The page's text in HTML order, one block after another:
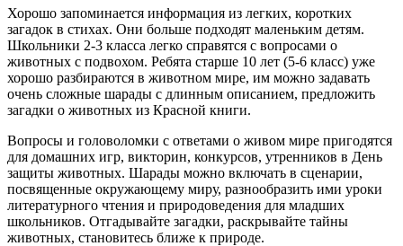
Хорошо запоминается информация из легких, коротких
загадок в стихах. Они больше подходят маленьким детям.
Школьники 2-3 класса легко справятся с вопросами о
животных с подвохом. Ребята старше 10 лет (5-6 класс) уже
хорошо разбираются в животном мире, им можно задавать
очень сложные шарады с длинным описанием, предложить
загадки о животных из Красной книги.
Вопросы и головоломки с ответами о живом мире пригодятся
для домашних игр, викторин, конкурсов, утренников в День
защиты животных. Шарады можно включать в сценарии,
посвященные окружающему миру, разнообразить ими уроки
литературного чтения и природоведения для младших
школьников. Отгадывайте загадки, раскрывайте тайны
животных, становитесь ближе к природе.